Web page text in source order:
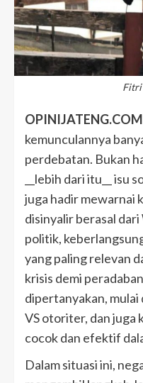
Fitri
kemunculannya
perdebatan. Bukan
__lebih dari itu__ isu
juga hadir mewarnai
disinyalir berasal dari
politik,
yang paling relevan
krisis demi
dipertanyakan, mulai
VS otoriter, dan juga
cocok dan efektif
Dalam situasi ini,